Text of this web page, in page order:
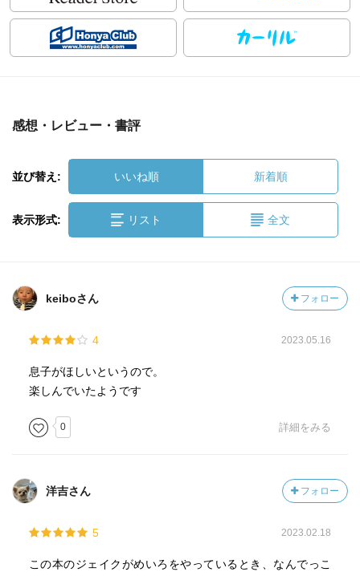
感想・レビュー・書評
並び替え: いいね順 新着順
表示形式: リスト 全文
keiboさん フォロー
4 2023.05.16
息子がほしいというので。
楽しんでいたようです
0 詳細をみる
洋吉さん フォロー
5 2023.02.18
この本のジェイクがめいろをやっているとき、なんでっこ